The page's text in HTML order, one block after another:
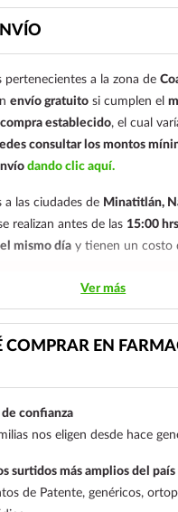
de pago el cliente deberá
de pago a al siguiente correo
921 261 8491
pertenecientes a la zona de
envío gratuito si cumplen el
establecido, el cual
consultar los montos
dando clic aquí.
a las ciudades de Minatitlán,
realizan antes de las 15:00 hrs
el mismo día y tienen un costo
de otras localidades se envían
.Sólo hacemos envíos en el
En la tarifa nacional al día
realizarseantes de las 14:00
de la tarifa económica
Ver más
COMPRAR EN
de confianza
nos eligen desde hace
surtidos más amplios del país
de Patente, genéricos,